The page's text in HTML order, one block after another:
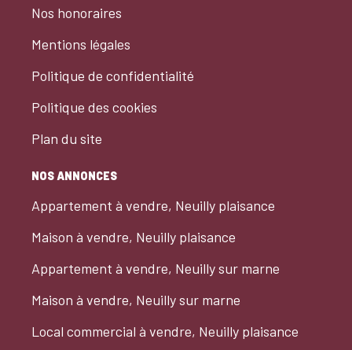
Nos honoraires
Mentions légales
Politique de confidentialité
Politique des cookies
Plan du site
NOS ANNONCES
Appartement à vendre, Neuilly plaisance
Maison à vendre, Neuilly plaisance
Appartement à vendre, Neuilly sur marne
Maison à vendre, Neuilly sur marne
Local commercial à vendre, Neuilly plaisance